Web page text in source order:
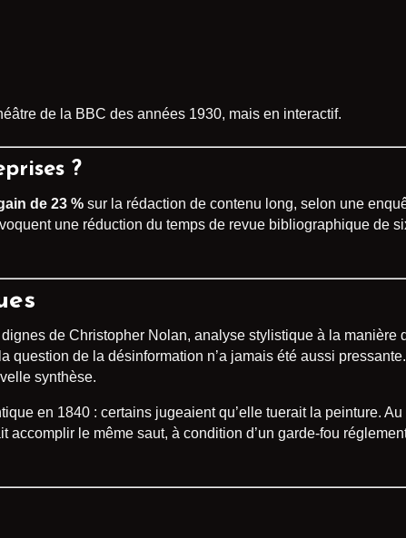
de la BBC des années 1930, mais en interactif.
?
de 23 % sur la rédaction de contenu long, selon une
une réduction du temps de revue bibliographique de
de Christopher Nolan, analyse stylistique à la manière
question de la désinformation n’a jamais été aussi pressante.
synthèse.
en 1840 : certains jugeaient qu’elle tuerait la peinture. Au
le même saut, à condition d’un garde-fou